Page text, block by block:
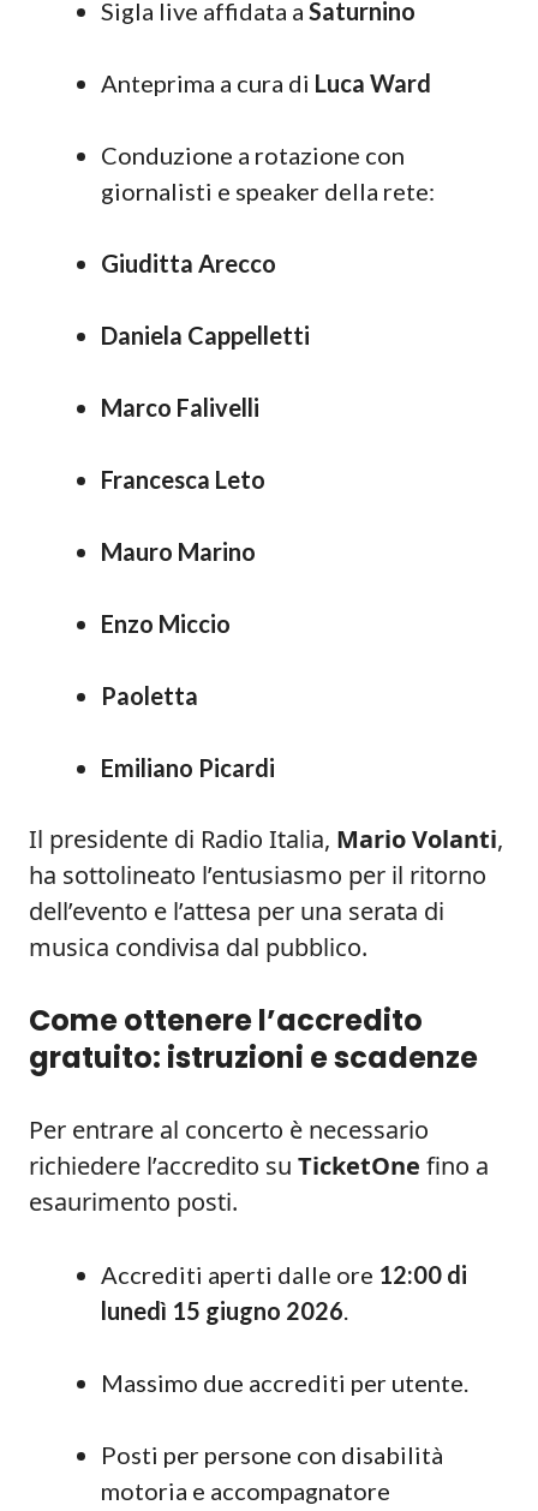
Sigla live affidata a Saturnino
Anteprima a cura di Luca Ward
Conduzione a rotazione con
giornalisti e speaker della rete:
Giuditta Arecco
Daniela Cappelletti
Marco Falivelli
Francesca Leto
Mauro Marino
Enzo Miccio
Paoletta
Emiliano Picardi
Il presidente di Radio Italia, Mario Volanti,
ha sottolineato l’entusiasmo per il ritorno
dell’evento e l’attesa per una serata di
musica condivisa dal pubblico.
Come ottenere l’accredito
gratuito: istruzioni e scadenze
Per entrare al concerto è necessario
richiedere l’accredito su TicketOne fino a
esaurimento posti.
Accrediti aperti dalle ore 12:00 di
lunedì 15 giugno 2026.
Massimo due accrediti per utente.
Posti per persone con disabilità
motoria e accompagnatore